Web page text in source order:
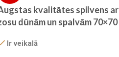
kvalitātes spilvens ar
dūnām un spalvām 70×70
Ir veikalā